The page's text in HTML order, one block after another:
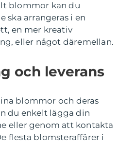
blommor kan du
ska arrangeras i en
en mer kreativ
eller något däremellan.
och leverans
blommor och deras
du enkelt lägga din
eller genom att kontakta
flesta blomsteraffärer i